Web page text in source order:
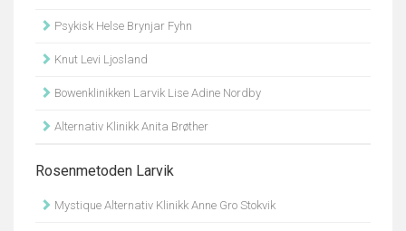
Psykisk Helse Brynjar Fyhn
Knut Levi Ljosland
Bowenklinikken Larvik Lise Adine Nordby
Alternativ Klinikk Anita Brøther
Rosenmetoden Larvik
Mystique Alternativ Klinikk Anne Gro Stokvik